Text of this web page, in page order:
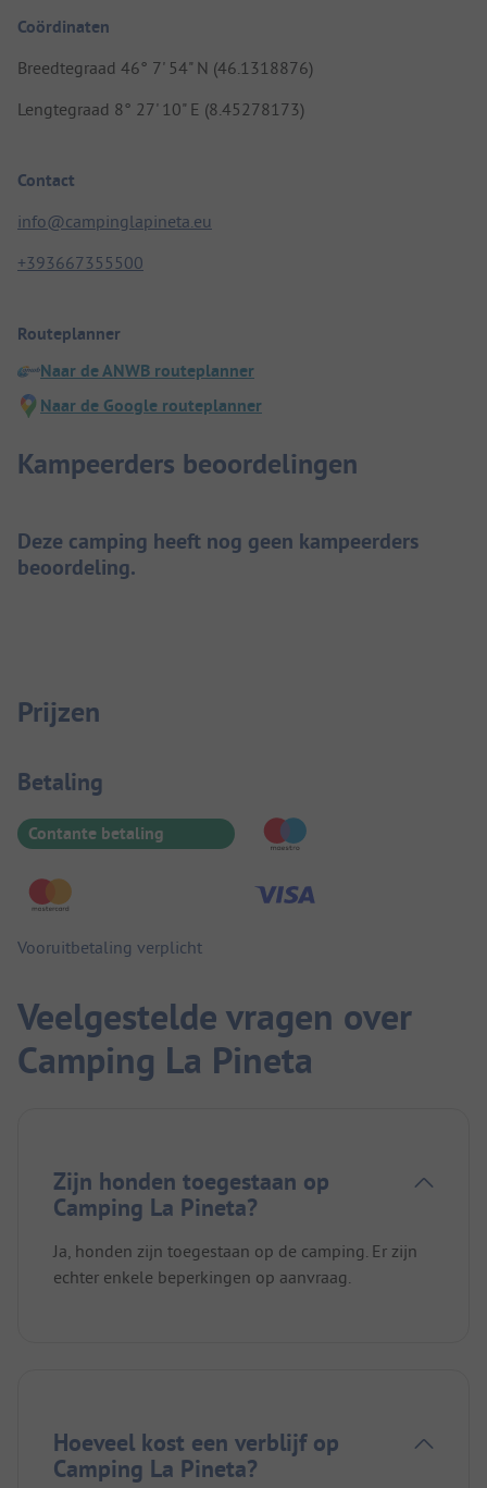
Coördinaten
Breedtegraad 46° 7' 54" N (46.1318876)
Lengtegraad 8° 27' 10" E (8.45278173)
Contact
info@campinglapineta.eu
+393667355500
Routeplanner
Naar de ANWB routeplanner
Naar de Google routeplanner
Kampeerders beoordelingen
Deze camping heeft nog geen kampeerders
beoordeling.
Prijzen
Betaalinformatie
Betaling
Contante betaling
Vooruitbetaling verplicht
Veelgestelde vragen over
Camping La Pineta
Zijn honden toegestaan op
Camping La Pineta?
Ja, honden zijn toegestaan op de camping. Er zijn
echter enkele beperkingen op aanvraag.
Hoeveel kost een verblijf op
Camping La Pineta?